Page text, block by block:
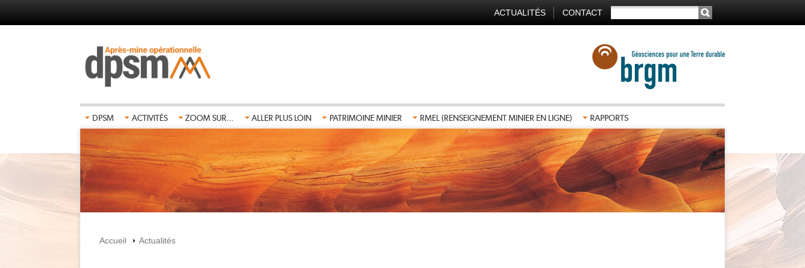
contenu
RECHERCHER
ACTUALITÉS CONTACT
DPSM ACTIVITÉS ZOOM SUR... ALLER PLUS LOIN PATRIMOINE MINIER RMEL (RENSEIGNEMENT MINIER EN LIGNE) RAPPORTS
Accueil Actualités